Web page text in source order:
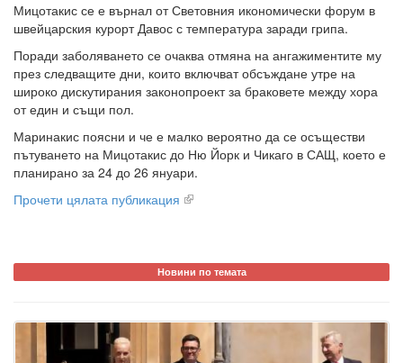
Мицотакис се е върнал от Световния икономически форум в
швейцарския курорт Давос с температура заради грипа.
Поради заболяването се очаква отмяна на ангажиментите му
през следващите дни, които включват обсъждане утре на
широко дискутирания законопроект за браковете между хора
от един и същи пол.
Маринакис поясни и че е малко вероятно да се осъществи
пътуването на Мицотакис до Ню Йорк и Чикаго в САЩ, което е
планирано за 24 до 26 януари.
Прочети цялата публикация
Новини по темата